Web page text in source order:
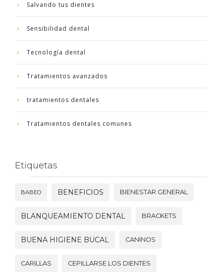
Salvando tus dientes
Sensibilidad dental
Tecnología dental
Tratamientos avanzados
tratamientos dentales
Tratamientos dentales comunes
Etiquetas
BABEO BENEFICIOS BIENESTAR GENERAL
BLANQUEAMIENTO DENTAL BRACKETS
BUENA HIGIENE BUCAL CANINOS
CARILLAS CEPILLARSE LOS DIENTES